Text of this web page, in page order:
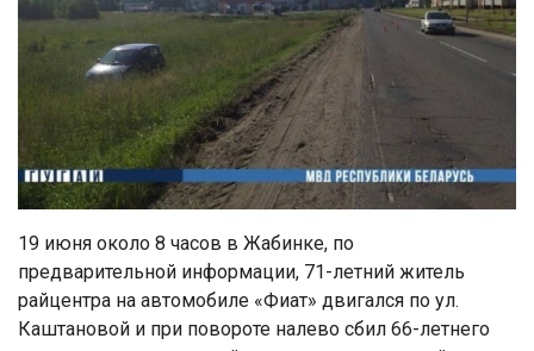
19 июня около 8 часов в Жабинке, по
предварительной информации, 71-летний житель
райцентра на автомобиле «Фиат» двигался по ул.
Каштановой и при повороте налево сбил 66-летнего